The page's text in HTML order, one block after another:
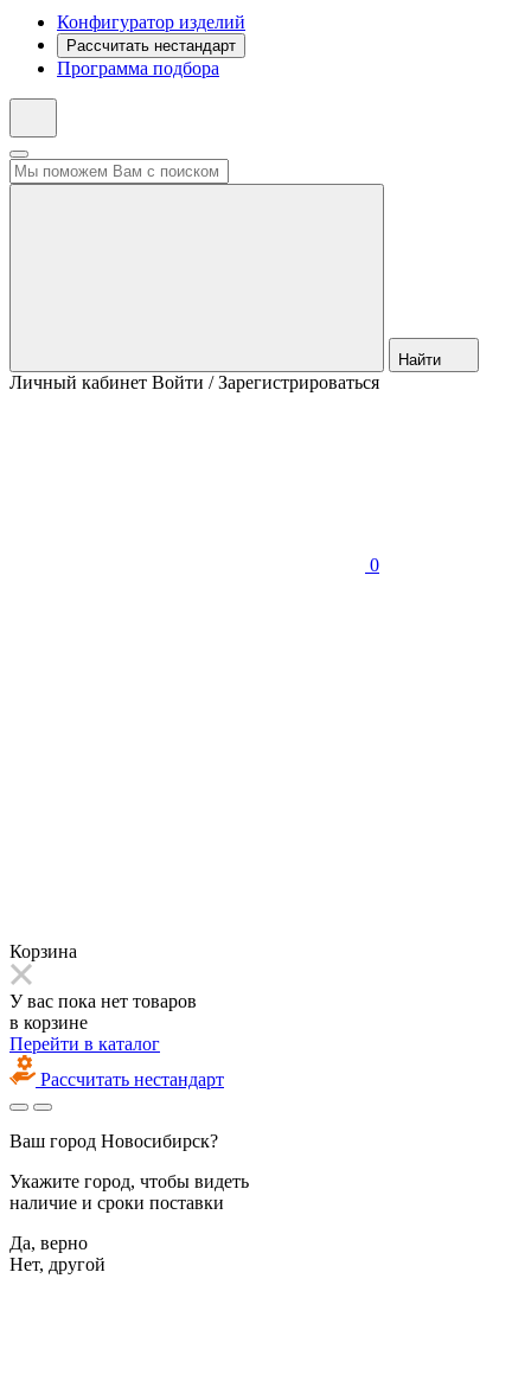
Конфигуратор изделий
Рассчитать нестандарт
Программа подбора
Найти
Личный кабинет Войти / Зарегистрироваться
0
Корзина
У вас пока нет товаров
в корзине
Перейти в каталог
Рассчитать нестандарт
Ваш город Новосибирск?
Укажите город, чтобы видеть
наличие и сроки поставки
Да, верно
Нет, другой